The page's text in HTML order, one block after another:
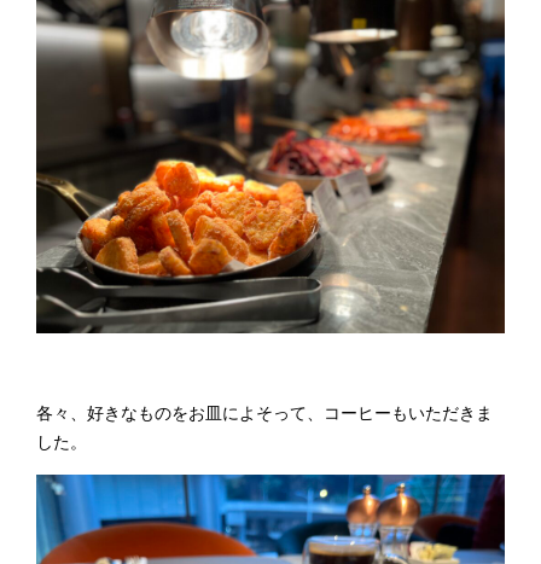
各々、好きなものをお皿によそって、コーヒーもいただきま
した。